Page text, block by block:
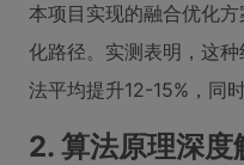
本项目实现的融合优化
化路径。实测表明，这
法平均提升12-15%，同
2. 算法原理深度